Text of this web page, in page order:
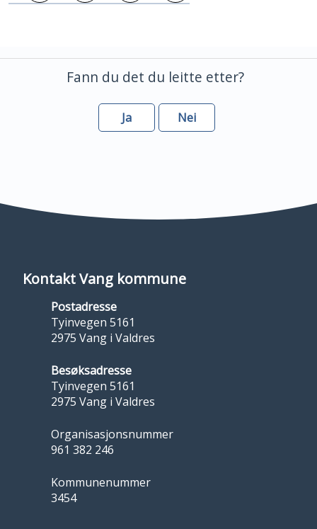
Fann du det du leitte etter?
Ja Nei
Kontakt Vang kommune
Postadresse
Tyinvegen 5161
2975 Vang i Valdres
Besøksadresse
Tyinvegen 5161
2975 Vang i Valdres
Organisasjonsnummer
961 382 246
Kommunenummer
3454